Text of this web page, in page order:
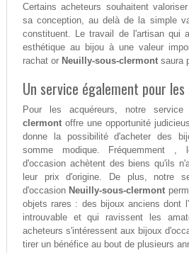
Certains acheteurs souhaitent
sa conception, au delà de la simple
constituent. Le travail de l'artisan qui
esthétique au bijou à une valeur
rachat or Neuilly-sous-clermontsaura
Un service également pour
Pour les acquéreurs, notre
clermontoffre une opportunité
donne la possibilité d'acheter des
somme modique. Fréquemment ,
d'occasion achètent des biens qu'ils
leur prix d'origine. De plus, notre
d'occasion Neuilly-sous-clermont
objets rares : des bijoux anciens dont
introuvable et qui ravissent les
acheteurs s'intéressent aux bijoux
tirer un bénéfice au bout de plusieurs